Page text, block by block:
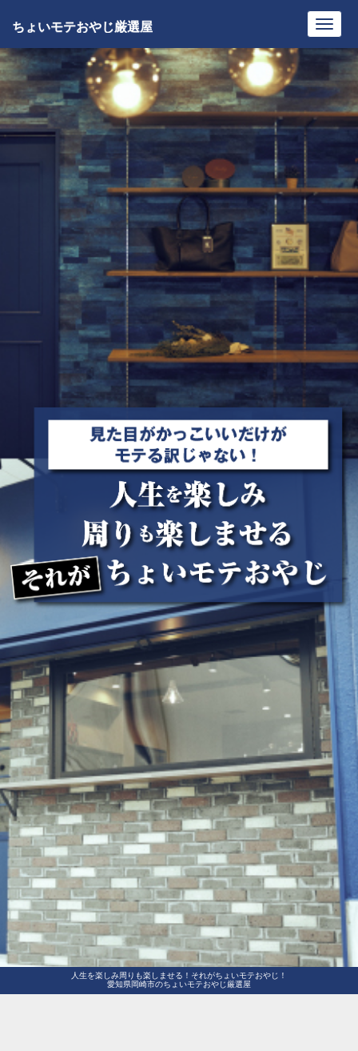
人生を楽しみ周りも楽しませる！それがちょいモテおやじ！
愛知県岡崎市のちょいモテおやじ厳選屋
ちょいモテおやじ厳選屋